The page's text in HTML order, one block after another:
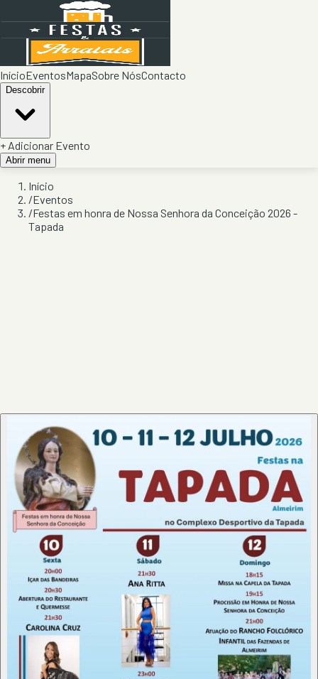
InícioEventosMapaSobre NósContacto
Descobrir
+ Adicionar Evento
Abrir menu
Início
/Eventos
/Festas em honra de Nossa Senhora da Conceição 2026 -
Tapada